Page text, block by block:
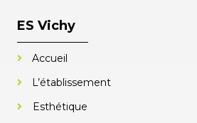
ES Vichy
Accueil
L’établissement
Esthétique